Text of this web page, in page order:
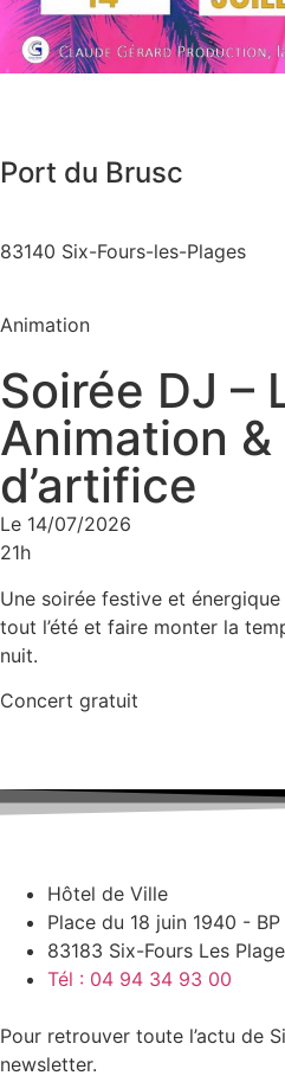
Port du Brusc
83140 Six-Fours-les-Plages
Animation
Soirée DJ –
Animation &
d’artifice
Le 14/07/2026
21h
Une soirée festive et
tout l’été et faire monter la
nuit.
Concert gratuit
Hôtel de Ville
Place du 18 juin 1940 -
83183 Six-Fours Les
Tél : 04 94 34 93 00
Pour retrouver toute l’actu de
newsletter.